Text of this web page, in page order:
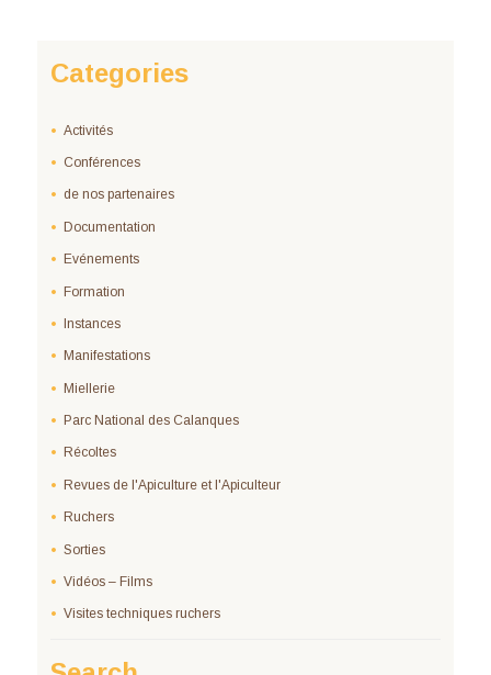
Categories
Activités
Conférences
de nos partenaires
Documentation
Evénements
Formation
Instances
Manifestations
Miellerie
Parc National des Calanques
Récoltes
Revues de l'Apiculture et l'Apiculteur
Ruchers
Sorties
Vidéos – Films
Visites techniques ruchers